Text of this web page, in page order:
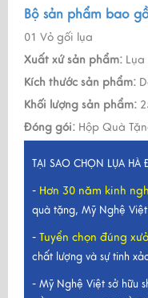
Bộ sản phẩm bao
01 Vỏ gối lụa
Xuất xứ sản phẩm:
Kích thước sản phẩm:
Khối lượng sản phẩm:
Đóng gói: Hộp Quà
TẠI SAO CHỌN LỤA HÀ
- Hơn 30 năm kinh
quà tặng, Mỹ Nghệ
- Tuyển chọn đúng
chất lượng và sự tinh
- Mỹ Nghệ Việt sở hữu